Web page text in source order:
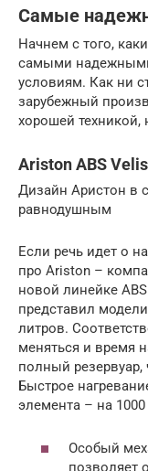
Самые
Начнем с того,
самыми
условиям. Как ни
зарубежный
хорошей техникой,
Ariston ABS
Дизайн Аристон в
равнодушным
Если речь идет о
про Ariston –
новой линейке
представил
литров.
меняться и время
полный резервуар,
Быстрое
элемента – на
Особый
позволяет